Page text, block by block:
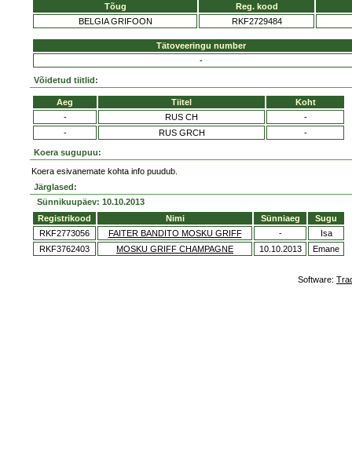
Tõug
Reg. kood
BELGIA GRIFOON
RKF2729484
Tätoveeringu number
-
Võidetud tiitlid:
Aeg Tiitel
Koht
-
RUS CH
-
-
RUS GRCH -
Koera sugupuu:
Koera esivanemate kohta info puudub.
Järglased:
Sünnikuupäev: 10.10.2013
Registrikood
Nimi Sünniaeg
Sugu
RKF2773056
FAITER BANDITO MOSKU GRIFF -
Isa
RKF3762403
MOSKU GRIFF CHAMPAGNE 10.10.2013 Emane
Software: